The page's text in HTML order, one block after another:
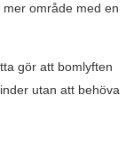
område med en
gör att bomlyften
utan att behöva